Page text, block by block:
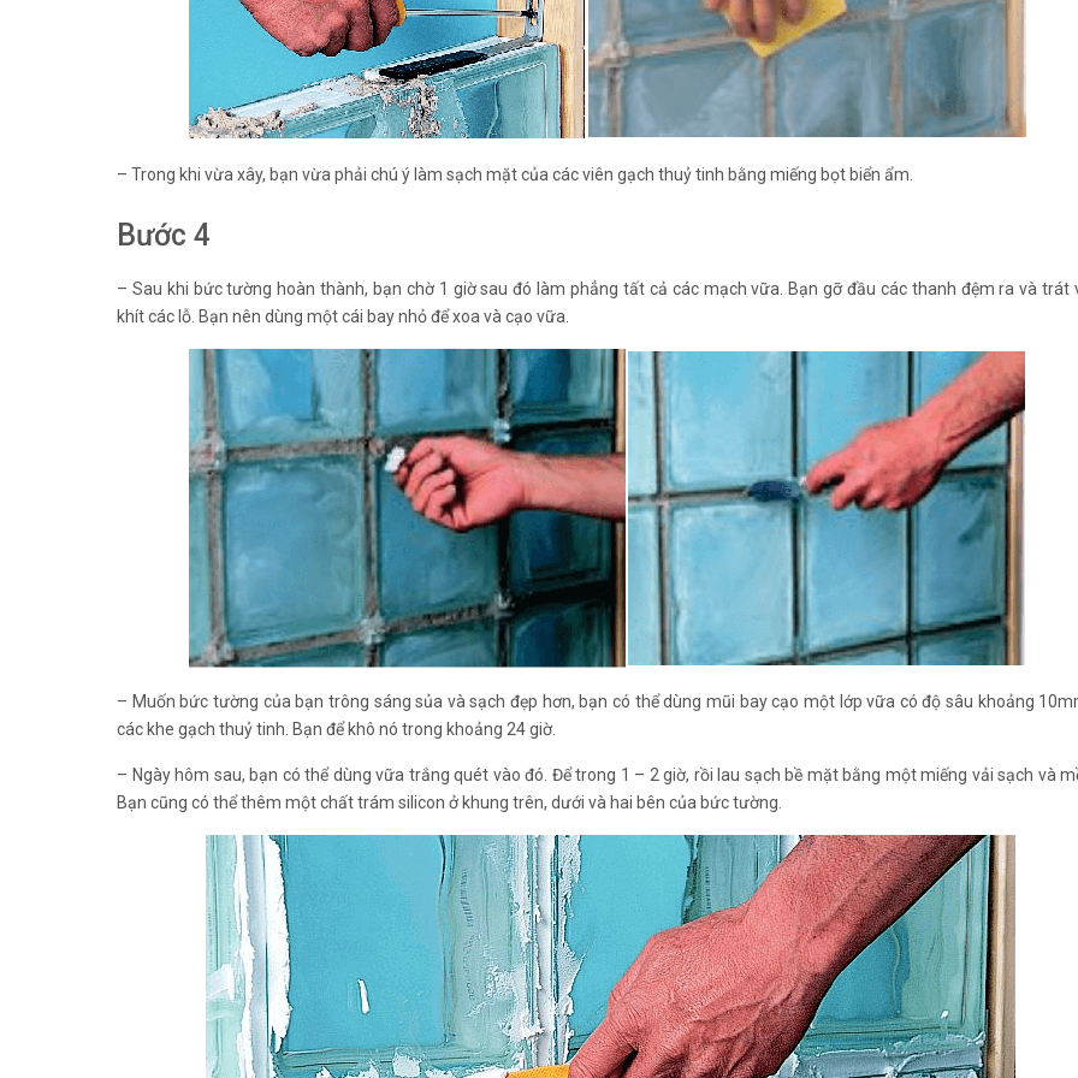
– Trong khi vừa xây, bạn vừa phải chú ý làm sạch mặt của các viên gạch thuỷ tinh bằng miếng bọt biển ẩm.
Bước 4
– Sau khi bức tường hoàn thành, bạn chờ 1 giờ sau đó làm phẳng tất cả các mạch vữa. Bạn gỡ đầu các thanh đệm ra và trát
khít các lỗ. Bạn nên dùng một cái bay nhỏ để xoa và cạo vữa.
– Muốn bức tường của bạn trông sáng sủa và sạch đẹp hơn, bạn có thể dùng mũi bay cạo một lớp vữa có độ sâu khoảng
các khe gạch thuỷ tinh. Bạn để khô nó trong khoảng 24 giờ.
– Ngày hôm sau, bạn có thể dùng vữa trắng quét vào đó. Để trong 1 – 2 giờ, rồi lau sạch bề mặt bằng một miếng vải sạch và
Bạn cũng có thể thêm một chất trám silicon ở khung trên, dưới và hai bên của bức tường.